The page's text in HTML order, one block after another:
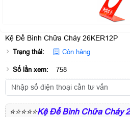
Kệ Để Bình Chữa Cháy 26KER12P
Trạng thái: Còn hàng
Số lần xem: 758
⭐⭐⭐⭐⭐Kệ Để Bình Chữa Cháy